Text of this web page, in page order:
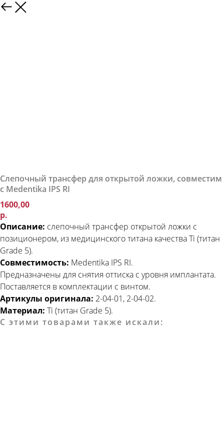
Слепочный трансфер для открытой ложки, совместим
с Medentika IPS RI
1600,00
р.
Описание: слепочный трансфер открытой ложки с
позиционером, из медицинского титана качества Ti (титан
Grade 5).
Совместимость: Medentika IPS RI.
Предназначены для снятия оттиска с уровня имплантата.
Поставляется в комплектации с винтом.
Артикулы оригинала: 2-04-01, 2-04-02.
Материал: Ti (титан Grade 5).
С этими товарами также искали: